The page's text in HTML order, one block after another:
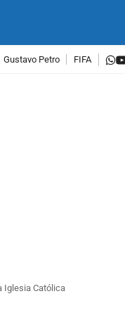
Gustavo Petro FIFA
Iglesia Católica